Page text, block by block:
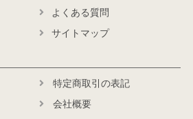
よくある質問
サイトマップ
特定商取引の表記
会社概要